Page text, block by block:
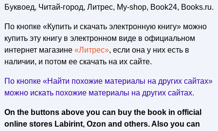
Буквоед, Читай-город, Литрес, My-shop, Book24, Books.ru.
По кнопке «Купить и скачать электронную книгу» можно
купить эту книгу в электронном виде в официальном
интернет магазине «Литрес», если она у них есть в
наличии, и потом ее скачать на их сайте.
По кнопке «Найти похожие материалы на других сайтах»
можно искать похожие материалы на других сайтах.
On the buttons above you can buy the book in official
online stores Labirint, Ozon and others. Also you can